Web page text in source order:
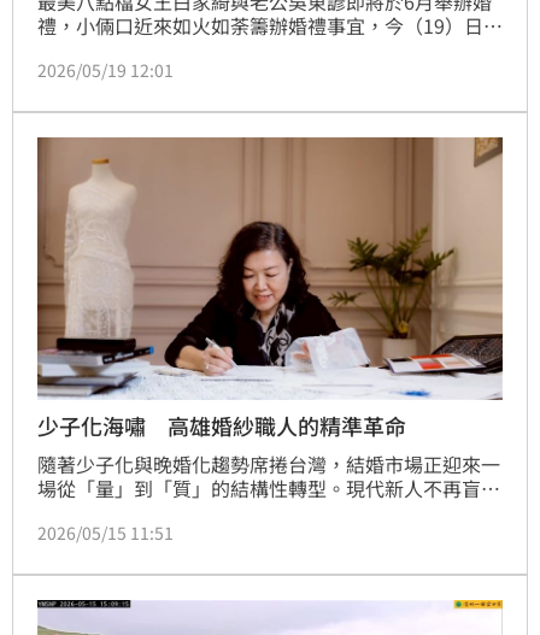
禮，小倆口近來如火如荼籌辦婚禮事宜，今（19）日也
照。照片中，白家綺身著銀色亮片開高衩緊身洋裝，解
遺，老公吳東諺則配合畫出滿臉紅唇熱吻妝，兩人噘嘴
甜吻狂曬恩愛，閃瞎眾人。宋亭誼報導
2026/05/19 12:01
少子化海嘯 高雄婚紗職人的精準革命
隨著少子化與晚婚化趨勢席捲台灣，結婚市場正迎來一
場從「量」到「質」的結構性轉型。現代新人不再盲目
精緻婚禮。同時，伴隨全球身體平權的浪潮，準新娘們
新娘」更期待婚紗能貼合真實的自我。
2026/05/15 11:51